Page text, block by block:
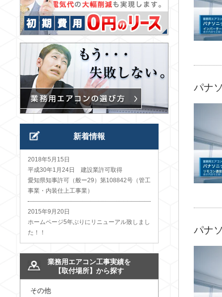
パナ
パナ
新着情報
2018年5月15日
平成30年1月24日 建設業許可取得
愛知県知事許可（般ー29）第108842号（管工
事業・内装仕上工事業）
2015年9月20日
ホームページ5年ぶりにリニューアル致しまし
た！！
業務用エアコン工事実績を
【取付場所】から探す
その他